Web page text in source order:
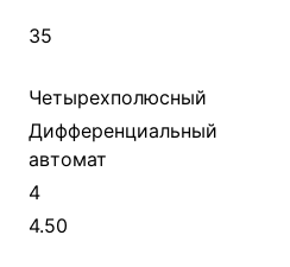
35
Четырехполюсный
Дифференциальный
автомат
4
4.50